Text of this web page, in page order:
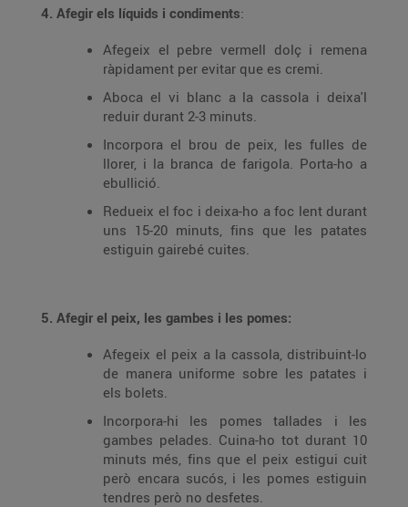
4. Afegir els líquids i condiments:
Afegeix el pebre vermell dolç i remena
ràpidament per evitar que es cremi.
Aboca el vi blanc a la cassola i deixa'l
reduir durant 2-3 minuts.
Incorpora el brou de peix, les fulles de
llorer, i la branca de farigola. Porta-ho a
ebullició.
Redueix el foc i deixa-ho a foc lent durant
uns 15-20 minuts, fins que les patates
estiguin gairebé cuites.
5. Afegir el peix, les gambes i les pomes:
Afegeix el peix a la cassola, distribuint-lo
de manera uniforme sobre les patates i
els bolets.
Incorpora-hi les pomes tallades i les
gambes pelades. Cuina-ho tot durant 10
minuts més, fins que el peix estigui cuit
però encara sucós, i les pomes estiguin
tendres però no desfetes.